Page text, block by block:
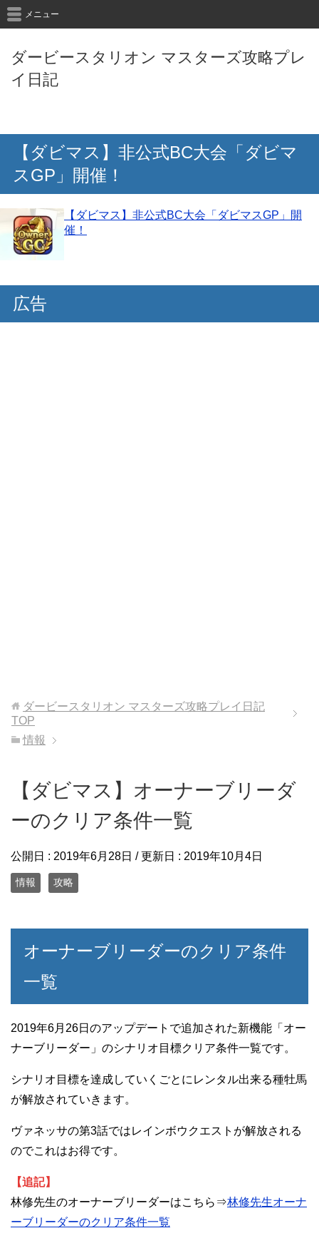
ダービースタリオン マスターズ攻略プレ
イ日記
メニュー
【ダビマス】非公式BC大会「ダビマ
スGP」開催！
【ダビマス】非公式BC大会「ダビマスGP」開
催！
広告
ダービースタリオン マスターズ攻略プレイ日記
TOP
情報
【ダビマス】オーナーブリーダ
ーのクリア条件一覧
公開日 : 2019年6月28日 / 更新日 : 2019年10月4日
情報 攻略
オーナーブリーダーのクリア条件
一覧
2019年6月26日のアップデートで追加された新機能「オー
ナーブリーダー」のシナリオ目標クリア条件一覧です。
シナリオ目標を達成していくごとにレンタル出来る種牡馬
が解放されていきます。
ヴァネッサの第3話ではレインボウクエストが解放される
のでこれはお得です。
【追記】
林修先生のオーナーブリーダーはこちら⇒林修先生オーナ
ーブリーダーのクリア条件一覧